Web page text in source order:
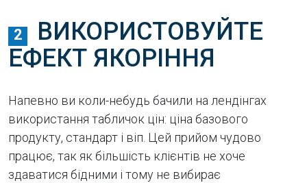
2
ВИКОРИСТОВУЙТЕ
ЕФЕКТ ЯКОРІННЯ
Напевно ви коли-небудь бачили на лендінгах
використання табличок цін: ціна базового
продукту, стандарт і віп. Цей прийом чудово
працює, так як більшість клієнтів не хоче
здаватися бідними і тому не вибирає